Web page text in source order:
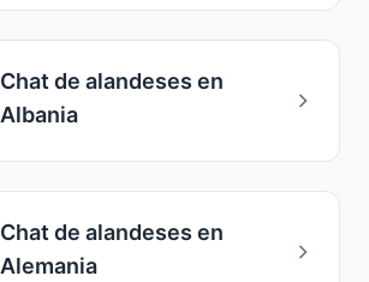
Chat de alandeses en
Albania
Chat de alandeses en
Alemania